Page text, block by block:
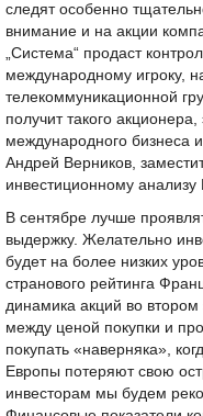
следят особенно
внимание и на акции
„Система“ продаст
международному игроку,
телекоммуникационной
получит такого акционера,
международного бизнеса
Андрей Верников,
инвестиционному
В сентябре лучше
выдержку. Желательно
будет на более низких
странового рейтинга
динамика акций во
между ценой покупки и
покупать «наверняка»,
Европы потеряют свою
инвесторам мы будем